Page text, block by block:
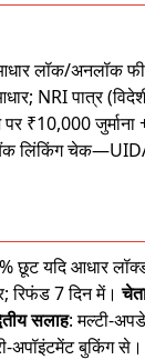
लॉक/अनलॉक
NRI पात्र
₹10,000 जुर्माना
लिंकिंग
छूट यदि आधार
रिफंड 7 दिन में।
सलाह: मल्टी-
बुकिंग से।